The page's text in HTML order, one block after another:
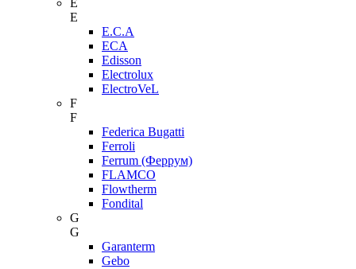
E
E
E.C.A
ECA
Edisson
Electrolux
ElectroVeL
F
F
Federica Bugatti
Ferroli
Ferrum (Феррум)
FLAMCO
Flowtherm
Fondital
G
G
Garanterm
Gebo